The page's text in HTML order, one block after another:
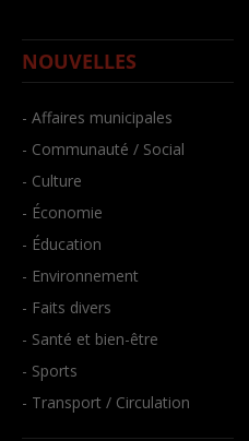
NOUVELLES
- Affaires municipales
- Communauté / Social
- Culture
- Économie
- Éducation
- Environnement
- Faits divers
- Santé et bien-être
- Sports
- Transport / Circulation